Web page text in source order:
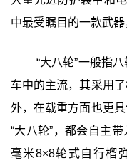
中最受瞩目的一款武器
“大八轮”一般指
车中的主流，其采用
外，在载重方面也更
“大八轮”，都会自主
毫米8×8轮式自行榴